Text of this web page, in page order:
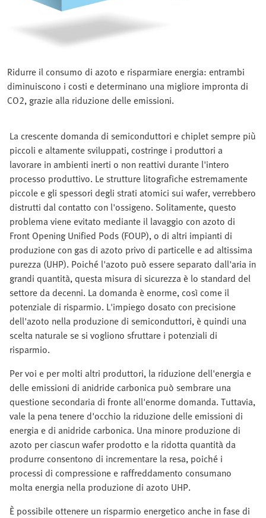
Ridurre il consumo di azoto e risparmiare energia: entrambi
diminuiscono i costi e determinano una migliore impronta di
CO2, grazie alla riduzione delle emissioni.
La crescente domanda di semiconduttori e chiplet sempre più
piccoli e altamente sviluppati, costringe i produttori a
lavorare in ambienti inerti o non reattivi durante l'intero
processo produttivo. Le strutture litografiche estremamente
piccole e gli spessori degli strati atomici sui wafer, verrebbero
distrutti dal contatto con l'ossigeno. Solitamente, questo
problema viene evitato mediante il lavaggio con azoto di
Front Opening Unified Pods (FOUP), o di altri impianti di
produzione con gas di azoto privo di particelle e ad altissima
purezza (UHP). Poiché l'azoto può essere separato dall'aria in
grandi quantità, questa misura di sicurezza è lo standard del
settore da decenni. La domanda è enorme, così come il
potenziale di risparmio. L'impiego dosato con precisione
dell'azoto nella produzione di semiconduttori, è quindi una
scelta naturale se si vogliono sfruttare i potenziali di
risparmio.
Per voi e per molti altri produttori, la riduzione dell'energia e
delle emissioni di anidride carbonica può sembrare una
questione secondaria di fronte all'enorme domanda. Tuttavia,
vale la pena tenere d'occhio la riduzione delle emissioni di
energia e di anidride carbonica. Una minore produzione di
azoto per ciascun wafer prodotto e la ridotta quantità da
produrre consentono di incrementare la resa, poiché i
processi di compressione e raffreddamento consumano
molta energia nella produzione di azoto UHP.
È possibile ottenere un risparmio energetico anche in fase di